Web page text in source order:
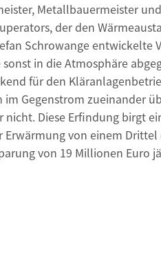
Metallbauermeister
der den
Schrowange entwickelte
in die Atmosphäre
für den
Gegenstrom zueinander
Diese Erfindung birgt
von einem
von 19 Millionen Euro